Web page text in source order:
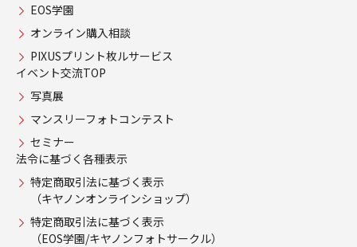
EOS学園
オンライン購入相談
PIXUSプリント枚ルサービス
イベント交流TOP
写真展
マンスリーフォトコンテスト
セミナー
法令に基づく各種表示
特定商取引法に基づく表示
（キヤノンオンラインショップ）
特定商取引法に基づく表示
（EOS学園/キヤノンフォトサークル）